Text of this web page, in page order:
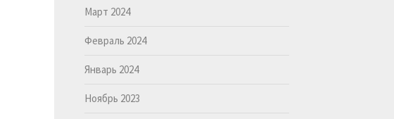
Март 2024
Февраль 2024
Январь 2024
Ноябрь 2023